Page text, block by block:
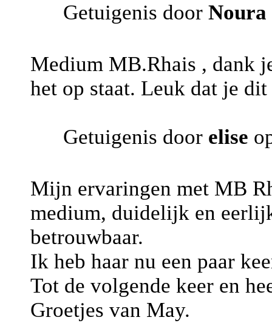
Getuigenis door Noura
Medium MB.Rhais , dank
het op staat. Leuk dat je
Getuigenis door elise
Mijn ervaringen met MB
medium, duidelijk en
betrouwbaar.
Ik heb haar nu een paar
Tot de volgende keer en
Groetjes van May.